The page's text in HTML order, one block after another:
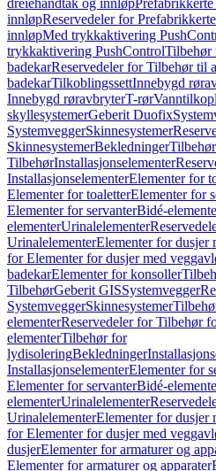
dreiehåndtak og innløp
innløpReservedeler for
innløpMed trykkaktivering
trykkaktivering PushControlTilbehør
badekarReservedeler for Tilbehør til
badekarTilkoblingssettInnebygd
Innebygd røravbryterT-rør
skyllesystemerGeberit Duofix
SystemveggerSkinnesystemer
SkinnesystemerBekledningerTilbehør
TilbehørInstallasjonselementer
InstallasjonselementerElementer for
Elementer for toaletterElementer for
Elementer for servanterBidé-
elementerUrinalelementer
UrinalelementerElementer for dusjer
for Elementer for dusjer med
badekarElementer for konsoller
TilbehørGeberit GISSystemvegger
SystemveggerSkinnesystemer
elementerReservedeler for Tilbehør
elementerTilbehør for
lydisoleringBekledninger
InstallasjonselementerElementer for
Elementer for servanterBidé-
elementerUrinalelementer
UrinalelementerElementer for dusjer
for Elementer for dusjer med
dusjerElementer for armaturer og
Elementer for armaturer og apparater